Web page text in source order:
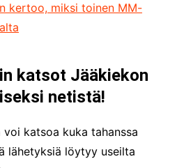
kertoo, miksi toinen MM-
katsot Jääkiekon
netistä!
katsoa kuka tahanssa
lähetyksiä löytyy useilta